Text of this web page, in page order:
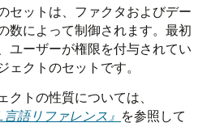
セットは、ファクタおよびデー
数によって制御されます。最初
ユーザーが権限を付与されてい
ェクトのセットです。
トの性質については、
言語リファレンス』 を参照して